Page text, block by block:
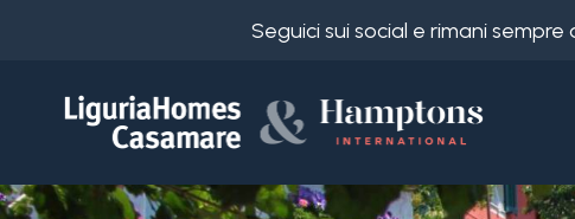
Seguici sui social e rimani
ENScegli